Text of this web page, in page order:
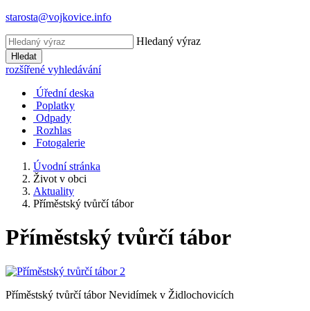
starosta@vojkovice.info
Hledaný výraz
Hledat
rozšířené vyhledávání
Úřední deska
Poplatky
Odpady
Rozhlas
Fotogalerie
Úvodní stránka
Život v obci
Aktuality
Příměstský tvůrčí tábor
Příměstský tvůrčí tábor
Příměstský tvůrčí tábor Nevidímek v Židlochovicích